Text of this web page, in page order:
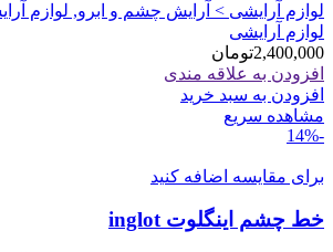
لوازم آرایشی > آرایش چشم و ابرو, لوازم
لوازم آرایشی
2,400,000تومان
افزودن به علاقه مندی
افزودن به سبد خرید
مشاهده سریع
-14%
برای مقایسه اضافه کنید
خط چشم اینگلوت inglot